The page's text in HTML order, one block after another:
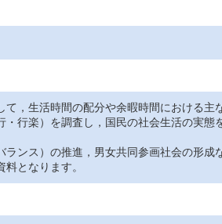
，生活時間の配分や余暇時間における主
行楽）を調査し，国民の社会生活の実態
ンス）の推進，男女共同参画社会の形成
となります。